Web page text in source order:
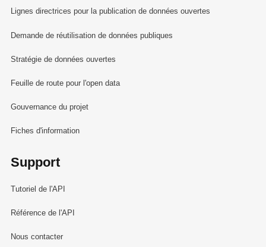
Lignes directrices pour la publication de données ouvertes
Demande de réutilisation de données publiques
Stratégie de données ouvertes
Feuille de route pour l'open data
Gouvernance du projet
Fiches d'information
Support
Tutoriel de l'API
Référence de l'API
Nous contacter